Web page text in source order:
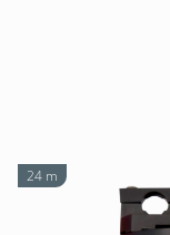
24 m